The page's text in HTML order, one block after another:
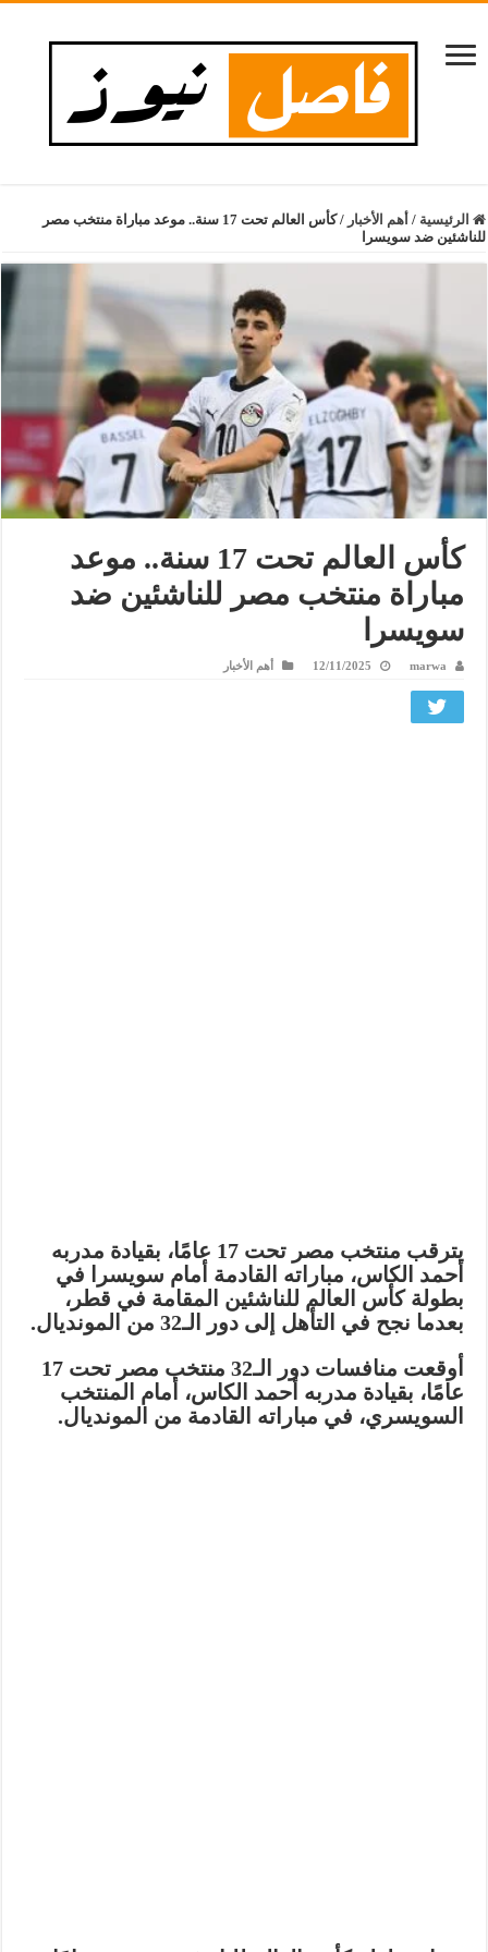
الرئيسية / أهم الأخبار /
كأس العالم تحت 17 سنة.. موعد مباراة منتخب مصر
للناشئين ضد سويسرا
كأس العالم تحت 17 سنة.. موعد
مباراة منتخب مصر للناشئين ضد
سويسرا
marwa
12/11/2025 أهم الأخبار
يترقب منتخب مصر تحت 17 عامًا، بقيادة مدربه
أحمد الكاس، مباراته القادمة أمام سويسرا في
بطولة كأس العالم للناشئين المقامة في قطر،
بعدما نجح في التأهل إلى دور الـ32 من المونديال.
أوقعت منافسات دور الـ32 منتخب مصر تحت 17
عامًا، بقيادة مدربه أحمد الكاس، أمام المنتخب
السويسري، في مباراته القادمة من المونديال.